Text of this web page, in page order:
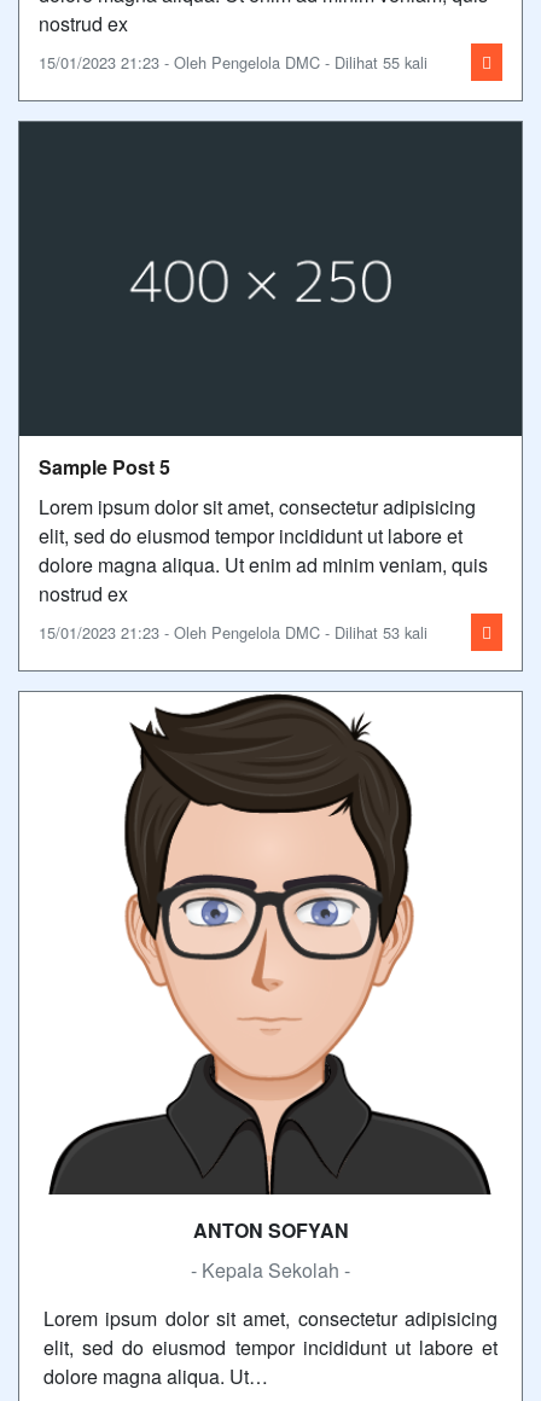
nostrud ex
15/01/2023 21:23 - Oleh Pengelola DMC - Dilihat 55 kali
Sample Post 5
Lorem ipsum dolor sit amet, consectetur adipisicing
elit, sed do eiusmod tempor incididunt ut labore et
dolore magna aliqua. Ut enim ad minim veniam, quis
nostrud ex
15/01/2023 21:23 - Oleh Pengelola DMC - Dilihat 53 kali
ANTON SOFYAN
- Kepala Sekolah -
Lorem ipsum dolor sit amet, consectetur adipisicing
elit, sed do eiusmod tempor incididunt ut labore et
dolore magna aliqua. Ut…